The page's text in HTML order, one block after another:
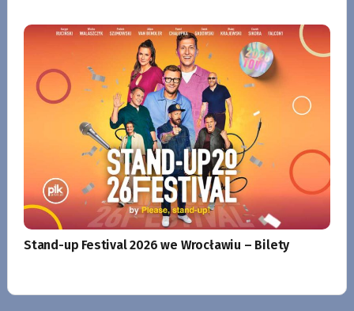
Stand-up Festival 2026 we Wrocławiu – Bilety